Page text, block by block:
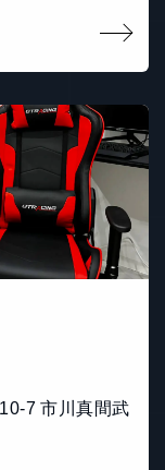
7 市川真間武